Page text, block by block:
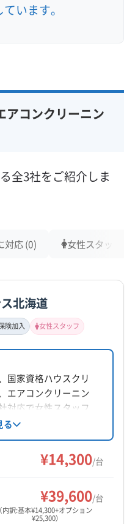
います。
アコンクリーニン
全3社をご紹介しま
対応 (0) 女性スタッフ在
北海道
険加入 女性スタッフ
国家資格ハウスクリ
エアコンクリーニン
対応で女性スタッフ
入済みです。基本料
機能付きや室外機洗浄
苫小牧市を中心に幅
。
る
¥14,300/台
¥39,600/台
（内訳:基本¥14,300+オプション
¥25,300）